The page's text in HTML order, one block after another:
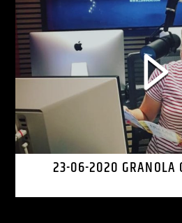
23-06-2020 GRANOLA